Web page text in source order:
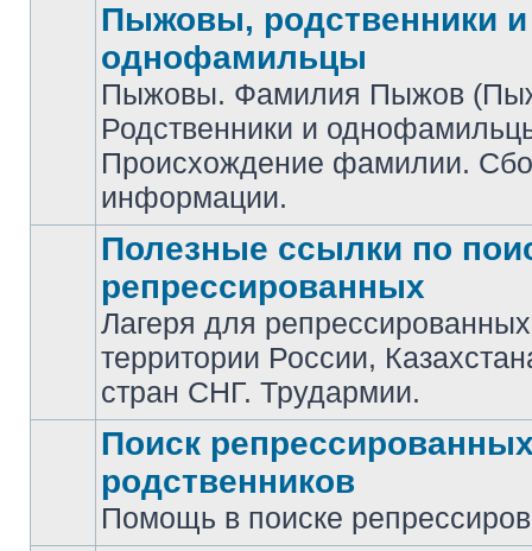
Нет
непрочитанных
сообщений
Пыжовы, родственники и
однофамильцы
Пыжовы. Фамилия Пыжов
Родственники и
Происхождение фамилии.
информации.
непрочитанных
сообщений
Полезные ссылки по
репрессированных
Лагеря для
территории России,
стран СНГ. Трудармии.
Нет
непрочитанных
сообщений
Поиск
родственников
Помощь в поиске